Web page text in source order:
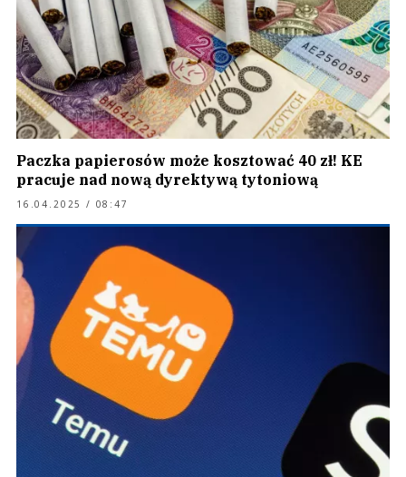
Paczka papierosów może kosztować 40 zł! KE
pracuje nad nową dyrektywą tytoniową
16.04.2025 / 08:47